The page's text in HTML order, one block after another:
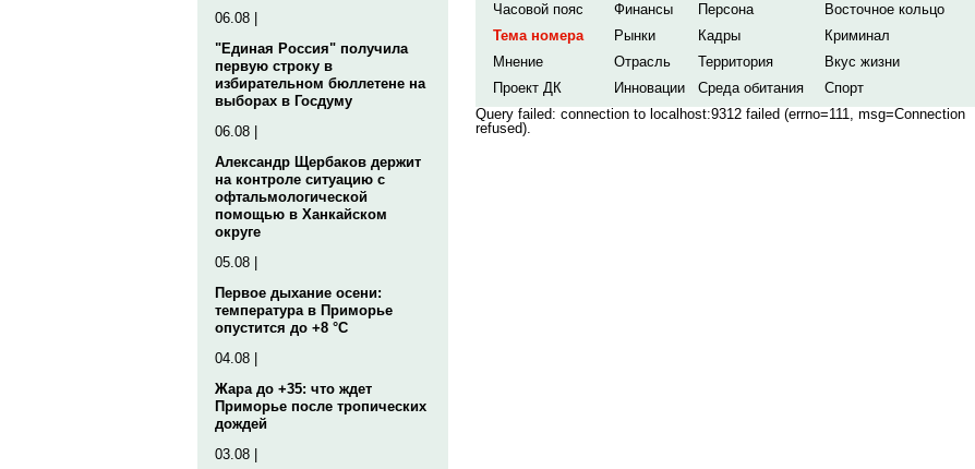
06.08 |
"Единая Россия" получила
первую строку в
избирательном бюллетене на
выборах в Госдуму
06.08 |
Александр Щербаков держит
на контроле ситуацию с
офтальмологической
помощью в Ханкайском
округе
05.08 |
Первое дыхание осени:
температура в Приморье
опустится до +8 °C
04.08 |
Жара до +35: что ждет
Приморье после тропических
дождей
03.08 |
Часовой пояс
Финансы Персона
Восточное кольцо
Тема номера
Рынки Кадры
Криминал
Мнение
Отрасль Территория
Вкус жизни
Проект ДК
Инновации Среда обитания
Спорт
Query failed: connection to localhost:9312 failed (errno=111, msg=Connection
refused).